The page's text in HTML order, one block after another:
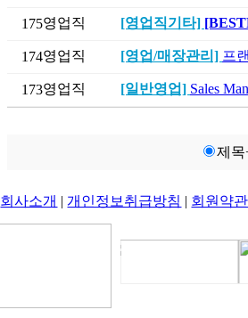
175영업직 [영업직기타]
174영업직 [영업/매장관리] 프
173영업직 [일반영업] Sales
제
회사소개 |개인정보취급방침 | 회원약관